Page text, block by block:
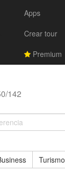
Apps
Crear tour
Premium
142
Turismo